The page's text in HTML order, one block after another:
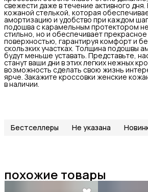
свежести даже в течение активного
кожаной стелькой, которая
амортизацию и удобство при каждом
подошва с карамельным протектором
стильно, но и обеспечивает
поверхностью, гарантируя комфорт и
скользких участках. Толщина подошвы
будут меньше уставать. Представьте,
станут ваши дни в этих легких нежных
возможность сделать свою жизнь
ярче. Закажите кроссовки женские
в наличии.
Бестселлеры Не указана
похожие товары